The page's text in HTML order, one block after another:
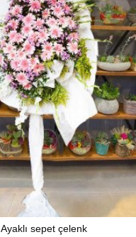
Ayaklı sepet çelenk